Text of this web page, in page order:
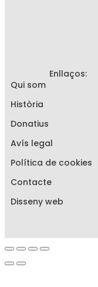
Enllaços:
Qui som
Història
Donatius
Avís legal
Política de cookies
Contacte
Disseny web